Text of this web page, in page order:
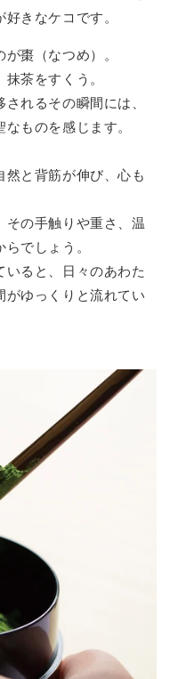
きなケコです。
棗（なつめ）。
茶をすくう。
れるその瞬間には、
ものを感じます。
と背筋が伸び、心も
その手触りや重さ、温
でしょう。
ると、日々のあわた
がゆっくりと流れてい